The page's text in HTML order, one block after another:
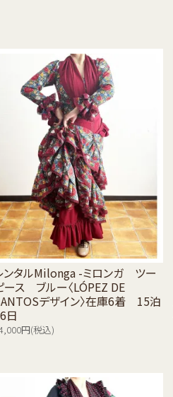
ンタルMilonga -ミロンガ ツー
ース ブルー〈LÓPEZ DE
デザイン〉在庫6着 15泊
日
円(税込)